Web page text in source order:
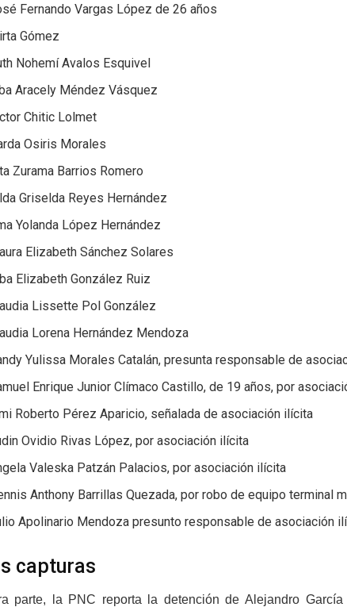
Fernando Vargas López de 26 años
Gómez
Nohemí Avalos Esquivel
Aracely Méndez Vásquez
Chitic Lolmet
Osiris Morales
Zurama Barrios Romero
Griselda Reyes Hernández
Yolanda López Hernández
Elizabeth Sánchez Solares
Elizabeth González Ruiz
Lissette Pol González
Lorena Hernández Mendoza
Yulissa Morales Catalán, presunta responsable de
Enrique Junior Clímaco Castillo, de 19 años, por
Roberto Pérez Aparicio, señalada de asociación ilícita
Ovidio Rivas López, por asociación ilícita
Valeska Patzán Palacios, por asociación ilícita
Anthony Barrillas Quezada, por robo de equipo terminal
Apolinario Mendoza presunto responsable de asociación
capturas
parte, la PNC reporta la detención de Alejandro